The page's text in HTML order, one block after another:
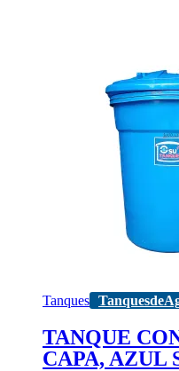
Tanques
TANQUE
CAPA, AZUL